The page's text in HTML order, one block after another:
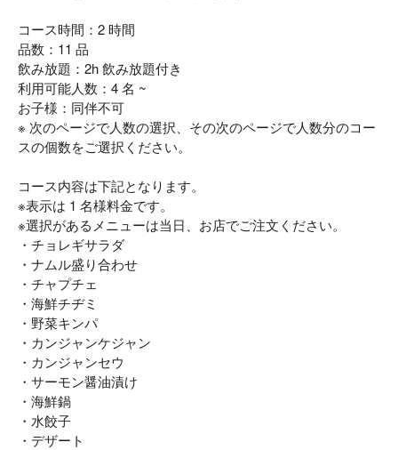
コース時間：2 時間
品数：11 品
飲み放題：2h 飲み放題付き
利用可能人数：4 名 ~
お子様：同伴不可
※ 次のページで人数の選択、その次のページで人数分のコー
スの個数をご選択ください。
コース内容は下記となります。
※表示は 1 名様料金です。
※選択があるメニューは当日、お店でご注文ください。
・チョレギサラダ
・ナムル盛り合わせ
・チャプチェ
・海鮮チヂミ
・野菜キンパ
・カンジャンケジャン
・カンジャンセウ
・サーモン醤油漬け
・海鮮鍋
・水餃子
・デザート